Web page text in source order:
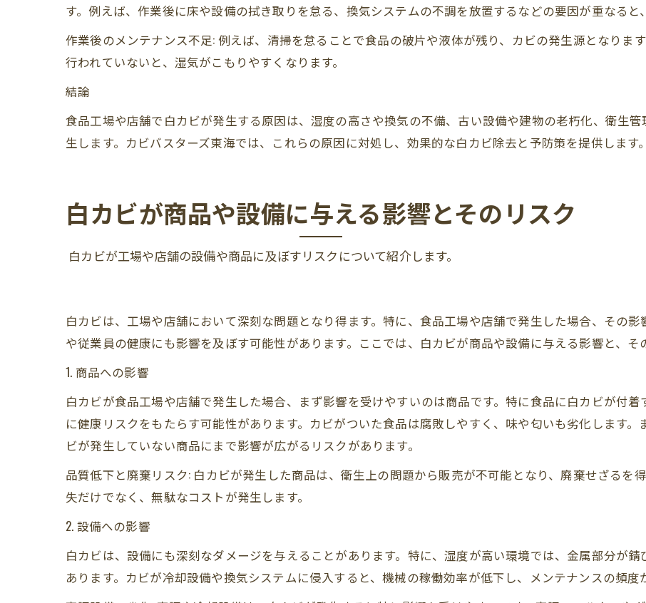
す。例えば、作業後に床や設備の拭き取りを怠る、換気システムの不調を放置するなどの要因が重なると
作業後のメンテナンス不足: 例えば、清掃を怠ることで食品の破片や液体が残り、カビの発生源となりま
行われていないと、湿気がこもりやすくなります。
結論
食品工場や店舗で白カビが発生する原因は、湿度の高さや換気の不備、古い設備や建物の老朽化、衛生
生します。カビバスターズ東海では、これらの原因に対処し、効果的な白カビ除去と予防策を提供します。
白カビが商品や設備に与える影響とそのリスク
白カビが工場や店舗の設備や商品に及ぼすリスクについて紹介します。
白カビは、工場や店舗において深刻な問題となり得ます。特に、食品工場や店舗で発生した場合、その
や従業員の健康にも影響を及ぼす可能性があります。ここでは、白カビが商品や設備に与える影響と、そ
1. 商品への影響
白カビが食品工場や店舗で発生した場合、まず影響を受けやすいのは商品です。特に食品に白カビが付
に健康リスクをもたらす可能性があります。カビがついた食品は腐敗しやすく、味や匂いも劣化します
ビが発生していない商品にまで影響が広がるリスクがあります。
品質低下と廃棄リスク: 白カビが発生した商品は、衛生上の問題から販売が不可能となり、廃棄せざるを
失だけでなく、無駄なコストが発生します。
2. 設備への影響
白カビは、設備にも深刻なダメージを与えることがあります。特に、湿度が高い環境では、金属部分が
あります。カビが冷却設備や換気システムに侵入すると、機械の稼働効率が低下し、メンテナンスの頻度